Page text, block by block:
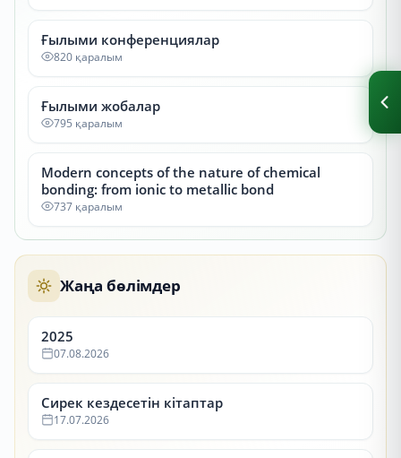
Ғылыми конференциялар
820 қаралым
Ғылыми жобалар
795 қаралым
Modern concepts of the nature of chemical
bonding: from ionic to metallic bond
737 қаралым
Жаңа бөлімдер
2025
07.08.2026
Сирек кездесетін кітаптар
17.07.2026